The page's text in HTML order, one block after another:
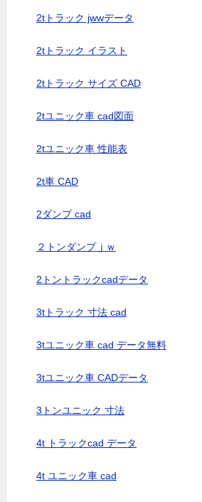
2tトラック jwwデータ
2tトラック イラスト
2tトラック サイズ CAD
2tユニック車 cad図面
2tユニック車 性能表
2t車 CAD
2ダンプ cad
２トンダンプｊｗ
2トントラックcadデータ
3tトラック 寸法 cad
3tユニック車 cad データ無料
3tユニック車 CADデータ
3トンユニック 寸法
4t トラックcad データ
4t ユニック車 cad